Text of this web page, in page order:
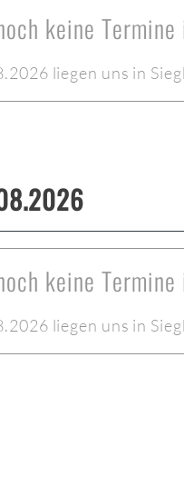
keine
liegen uns in
keine
liegen uns in